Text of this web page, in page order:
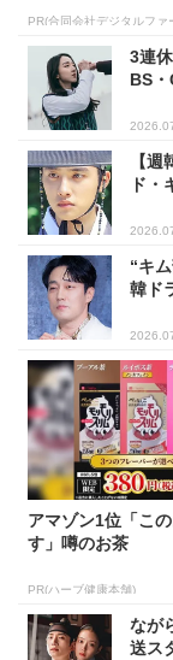
PR(合同会社デジタルファ
3連
BS
【
ド・
“キ
韓ド
アマゾン1位「こ
す」噂のお茶
PR(ハーブ健康本舗)
なが
送ス